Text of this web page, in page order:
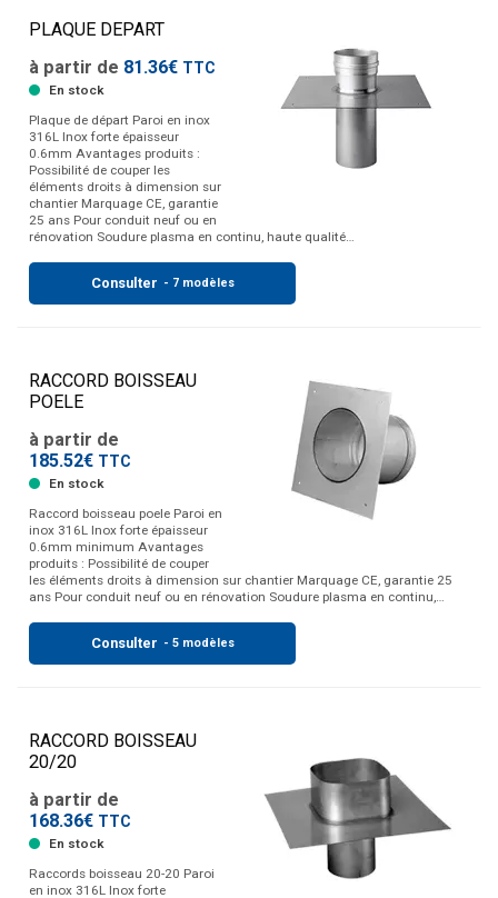
PLAQUE DEPART
à partir de 81.36€ TTC
En stock
Plaque de départ Paroi en inox
316L Inox forte épaisseur
0.6mm Avantages produits :
Possibilité de couper les
éléments droits à dimension sur
chantier Marquage CE, garantie
25 ans Pour conduit neuf ou en
rénovation Soudure plasma en continu, haute qualité…
Consulter - 7 modèles
RACCORD BOISSEAU
POELE
à partir de
185.52€ TTC
En stock
Raccord boisseau poele Paroi en
inox 316L Inox forte épaisseur
0.6mm minimum Avantages
produits : Possibilité de couper
les éléments droits à dimension sur chantier Marquage CE, garantie 25
ans Pour conduit neuf ou en rénovation Soudure plasma en continu,…
Consulter - 5 modèles
RACCORD BOISSEAU
20/20
à partir de
168.36€ TTC
En stock
Raccords boisseau 20-20 Paroi
en inox 316L Inox forte